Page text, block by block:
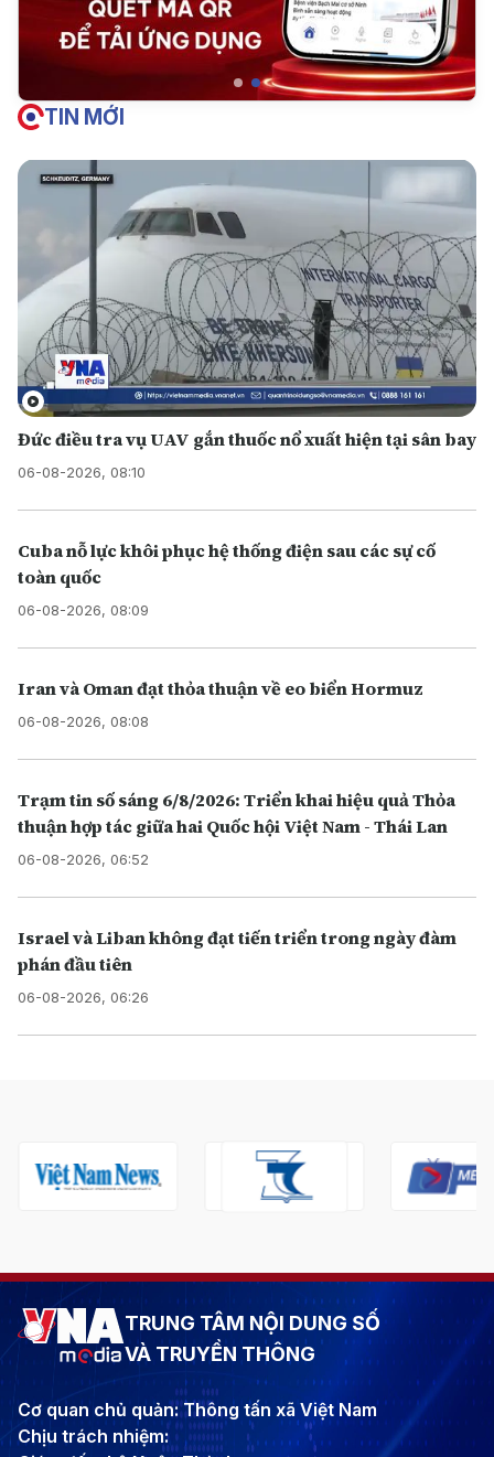
TIN MỚI
Đức điều tra vụ UAV gắn thuốc nổ xuất hiện tại sân bay
06-08-2026, 08:10
Cuba nỗ lực khôi phục hệ thống điện sau các sự cố
toàn quốc
06-08-2026, 08:09
Iran và Oman đạt thỏa thuận về eo biển Hormuz
06-08-2026, 08:08
Trạm tin số sáng 6/8/2026: Triển khai hiệu quả Thỏa
thuận hợp tác giữa hai Quốc hội Việt Nam - Thái Lan
06-08-2026, 06:52
Israel và Liban không đạt tiến triển trong ngày đàm
phán đầu tiên
06-08-2026, 06:26
TRUNG TÂM NỘI DUNG SỐ
VÀ TRUYỀN THÔNG
Cơ quan chủ quản: Thông tấn xã Việt Nam
Chịu trách nhiệm: